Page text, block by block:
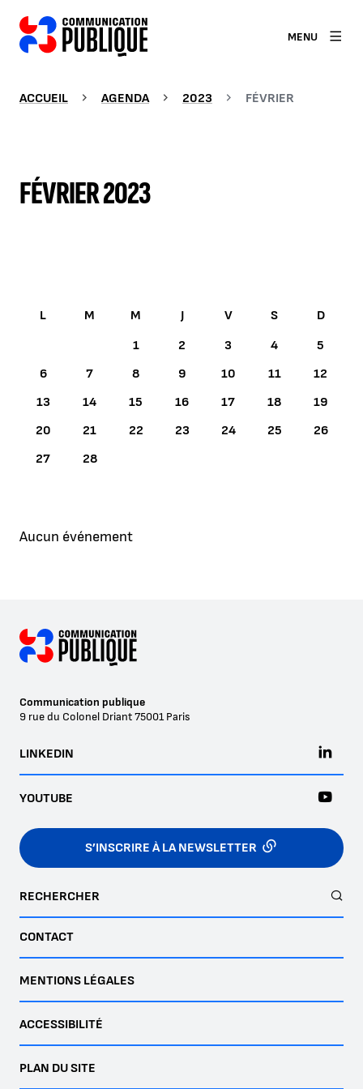
MENU
ACCUEIL AGENDA 2023 FÉVRIER
FÉVRIER 2023
1 2 3 4
5
6
7 8 9 10 11
12
13
14 15 16 17 18
19
20
21 22 23 24 25
26
27
28
Aucun événement
Communication publique
9 rue du Colonel Driant75001 Paris
S’INSCRIRE À LA NEWSLETTER
LINKEDIN
YOUTUBE
RECHERCHER
CONTACT
MENTIONS LÉGALES
ACCESSIBILITÉ
PLAN DU SITE